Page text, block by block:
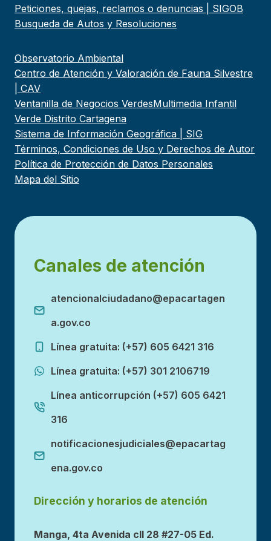
Peticiones, quejas, reclamos o denuncias | SIGOB
Busqueda de Autos y Resoluciones
Observatorio Ambiental
Centro de Atención y Valoración de Fauna Silvestre
| CAV
Ventanilla de Negocios VerdesMultimedia Infantil
Verde Distrito Cartagena
Sistema de Información Geográfica | SIG
Términos, Condiciones de Uso y Derechos de Autor
Política de Protección de Datos Personales
Mapa del Sitio
Canales de atención
atencionalciudadano@epacartagen
a.gov.co
Línea gratuita: (+57) 605 6421 316
Línea gratuita: (+57) 301 2106719
Línea anticorrupción (+57) 605 6421
316
notificacionesjudiciales@epacartag
ena.gov.co
Dirección y horarios de atención
Manga, 4ta Avenida cll 28 #27-05 Ed.